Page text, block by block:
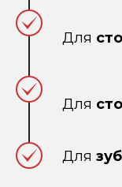
Для
Для
Для